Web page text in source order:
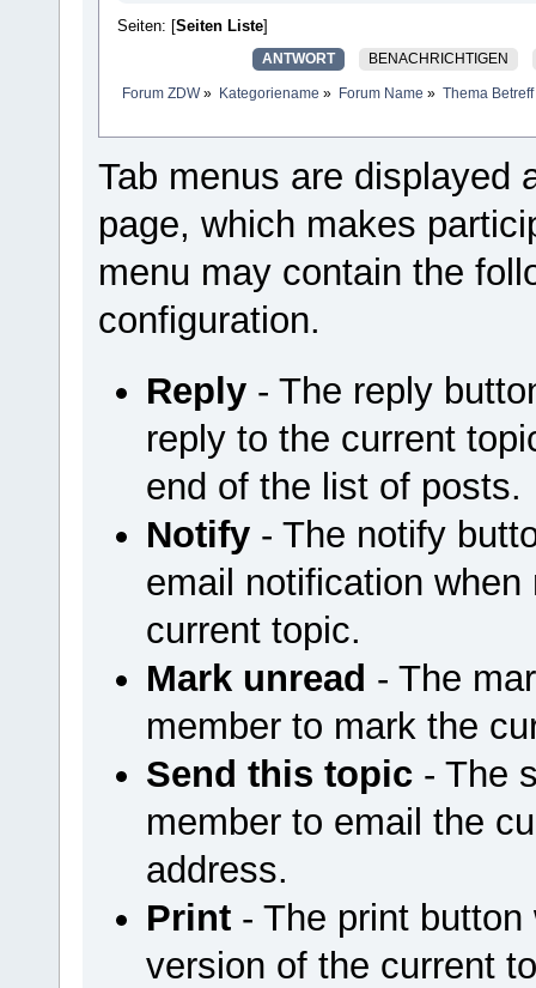
Seiten: [Seiten Liste]
ANTWORT BENACHRICHTIGEN
Forum ZDW» Kategoriename » Forum Name » Thema Betreff
Tab menus are displayed
page, which makes
menu may contain the
configuration.
Reply- The reply
reply to the current
end of the list of posts.
Notify- The notify
email notification
current topic.
Mark unread - The
member to mark the
Send this topic- The
member to email the
address.
Print- The print button
version of the current